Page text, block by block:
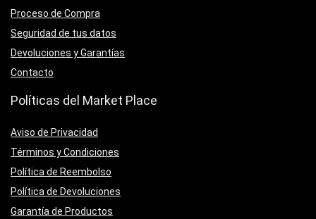
Proceso de Compra
Seguridad de tus datos
Devoluciones y Garantías
Contacto
Políticas del Market Place
Aviso de Privacidad
Términos y Condiciones
Política de Reembolso
Política de Devoluciones
Garantía de Productos